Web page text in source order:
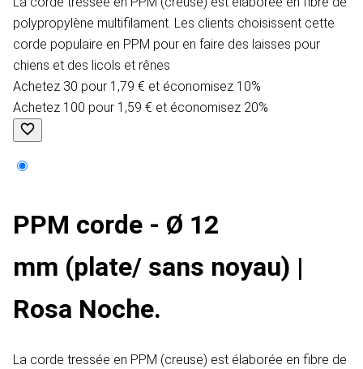
polypropylène multifilament. Les clients choisissent cette
corde populaire en PPM pour en faire des laisses pour
chiens et des licols et rênes
Achetez 30 pour 1,79 € et économisez 10%
Achetez 100 pour 1,59 € et économisez 20%
PPM corde - Ø 12
mm (plate/ sans noyau) |
Rosa Noche.
La corde tressée en PPM (creuse) est élaborée en fibre de